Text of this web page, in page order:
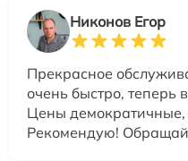
Никонов Егор
Прекрасное
очень быстро, теперь
Цены демократичные,
Рекомендую!